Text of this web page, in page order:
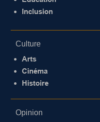
Inclusion
Culture
Arts
Cinéma
Histoire
Opinion